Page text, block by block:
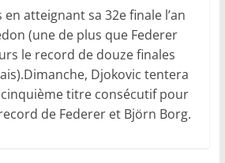
atteignant sa 32e finale l’an
(une de plus que Federer
le record de douze finales
Djokovic tentera
titre consécutif pour
de Federer et Björn Borg.